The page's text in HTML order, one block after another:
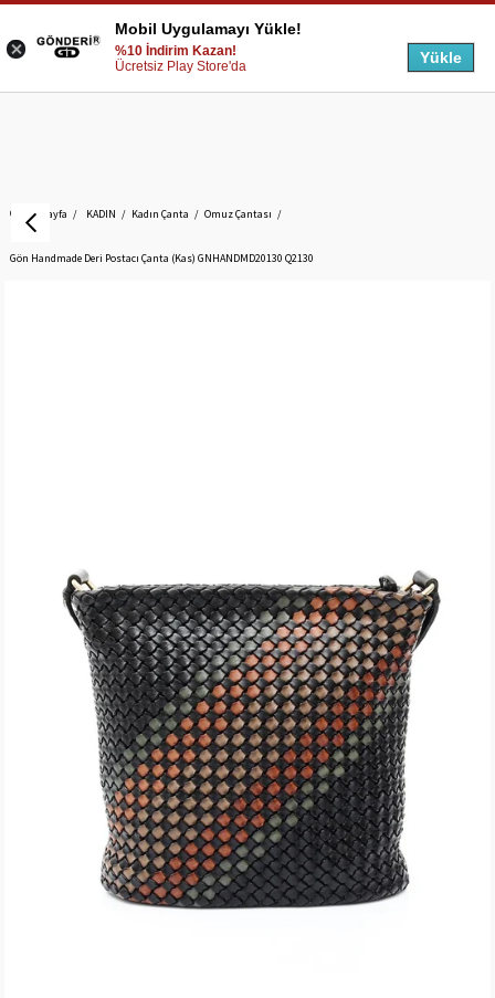
Anasayfa KADIN Kadın Çanta Omuz Çantası
Gön Handmade Deri Postacı Çanta (Kas) GNHANDMD20130 Q2130
Mobil Uygulamayı Yükle!
%10 İndirim Kazan!
Ücretsiz Play Store'da
Yükle